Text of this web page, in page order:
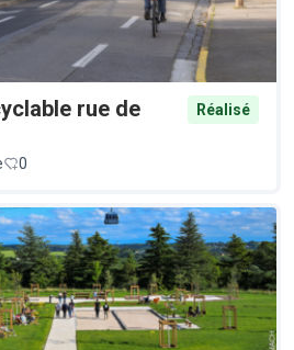
rue de
Réalisé
0